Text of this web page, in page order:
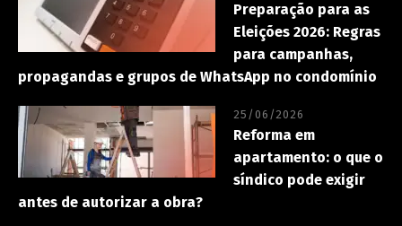
Preparação para as
Eleições 2026: Regras
para campanhas,
propagandas e grupos de WhatsApp no condomínio
25/06/2026
Reforma em
apartamento: o que o
síndico pode exigir
antes de autorizar a obra?